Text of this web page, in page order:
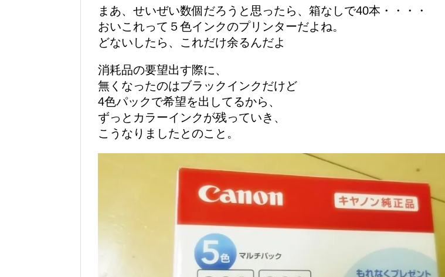
まあ、せいぜい数個だろうと思ったら、箱なしで40本・・・・
おいこれって５色インクのプリンターだよね。
どないしたら、これだけ余るんだよ
消耗品の要望出す際に、
無くなったのはブラックインクだけど
4色パックで希望を出してるから、
ずっとカラーインクが残っていき、
こうなりましたとのこと。